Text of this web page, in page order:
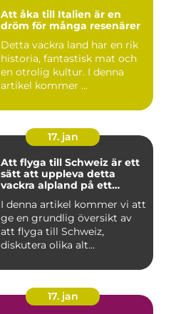
Att åka till Italien är en
dröm för många resenärer
Detta vackra land har en rik
historia, fantastisk mat och
en otrolig kultur. I denna
artikel kommer ...
17. jan
Att flyga till Schweiz är ett
sätt att uppleva detta
vackra alpland på ett
I denna artikel kommer vi att
ge en grundlig översikt av
att flyga till Schweiz,
diskutera olika alt...
17. jan